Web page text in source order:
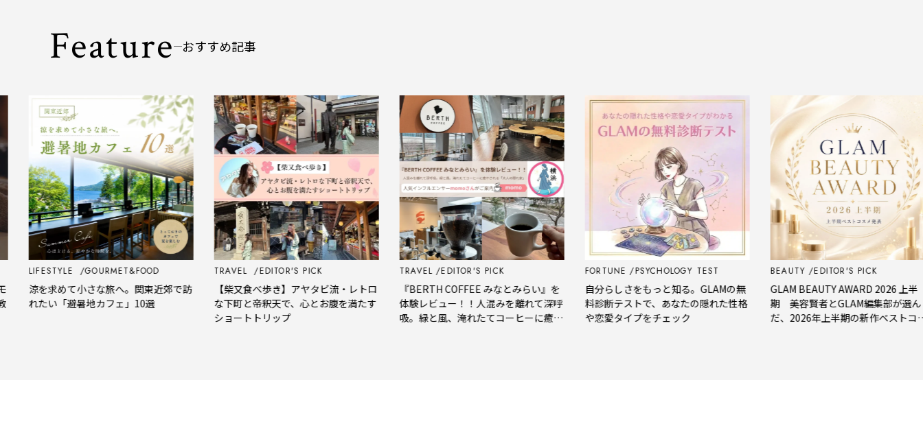
Feature おすすめ記事
LIFESTYLE GOURMET&FOOD
涼を求めて小さな旅へ。関東近郊で訪
れたい「避暑地カフェ」10選
TRAVEL EDITOR'S PICK
【柴又食べ歩き】アヤタビ流・レトロ
な下町と帝釈天で、心とお腹を満たす
ショートトリップ
TRAVEL EDITOR'S PICK
『BERTH COFFEE みなとみらい』を
体験レビュー！！人混みを離れて深呼
吸。緑と風、淹れたてコーヒーに癒や
FORTUNE PSYCHOLOGY TEST
自分らしさをもっと知る。GLAMの無
料診断テストで、あなたの隠れた性格
や恋愛タイプをチェック
BEAUTY EDITOR'S PICK
GLAM BEAUTY AWARD 2026 上半
期 美容賢者とGLAM編集部が選ん
だ、2026年上半期の新作ベストコス